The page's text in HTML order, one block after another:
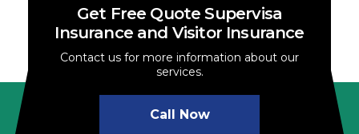
Get Free Quote Supervisa
Insurance and Visitor Insurance
Contact us for more information about our
services.
Call Now